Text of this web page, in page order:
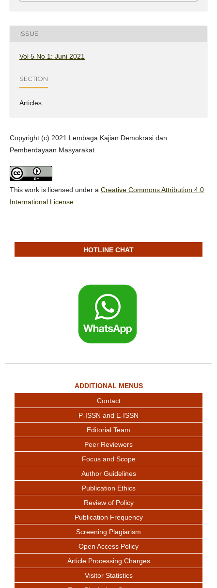
ISSUE
Vol 5 No 1: Juni 2021
SECTION
Articles
Copyright (c) 2021 Lembaga Kajian Demokrasi dan
Pemberdayaan Masyarakat
This work is licensed under a Creative Commons Attribution 4.0
International License
HOTLINE CHAT
ADDITIONAL MENUS
Contact
P-ISSN and E-ISSN
Editorial Team
Peer Reviewers
Focus and Scope
Author Guidelines
Publication Ethics
Review of Policy
Publication Frequency
Screening Plagiarism
Open Access Policy
Article Processing Charges
Visitor Statistics